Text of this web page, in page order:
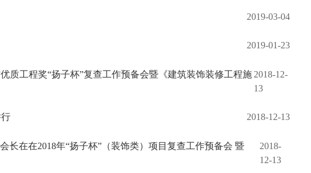
2019-03-04
2019-01-23
工程奖“扬子杯”复查工作预备会暨《建筑装饰装修工程施2018-12-
13
2018-12-13
在在2018年“扬子杯”（装饰类）项目复查工作预备会 暨
2018-
12-13